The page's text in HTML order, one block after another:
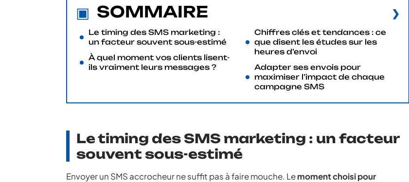
SOMMAIRE
Le timing des SMS marketing :
un facteur souvent sous-estimé
À quel moment vos clients lisent-
ils vraiment leurs messages ?
Chiffres clés et tendances : ce
que disent les études sur les
heures d’envoi
Adapter ses envois pour
maximiser l’impact de chaque
campagne SMS
Le timing des SMS marketing : un facteur
souvent sous-estimé
Envoyer un SMS accrocheur ne suffit pas à faire mouche. Lemoment choisi pour